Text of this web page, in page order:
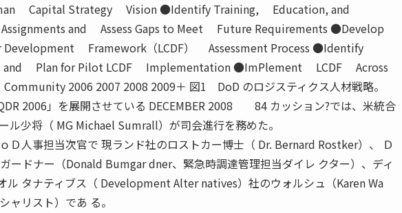
Capital Strategy Vision ●Identify Training, Education, and
and Assess Gaps to Meet Future Requirements ●Develop
Framework（LCDF） Assessment Process ●Identify
and Plan for Pilot LCDF Implementation ●ImPlement LCDF Across
2006 2007 2008 2009＋ 図1 DoD のロジスティクス人材戦略。
2006」を展開させている DECEMBER 2008 84 カッション?では、米統合
ル少将（ MG Michael Sumrall）が司会進行を務めた。
Ｄ人事担当次官で 現ランド社のロストカー博士（ Dr. Bernard Rostker）、 Ｄ
ードナー（Donald Bumgar dner、緊急時調達管理担当ダイレ クター）、ディ
ル タナティブス（ Development Alter natives）社のウォルシュ（Karen Wa
ャリスト）であ る。